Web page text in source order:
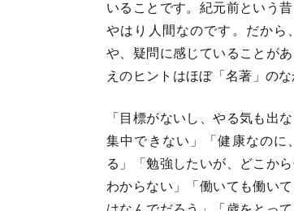
いることです。紀元前という
やはり人間なのです。だから
や、疑問に感じていることが
えのヒントはほぼ「名著」のな
「目標がないし、やる気も出
集中できない」「健康なのに
る」「勉強したいが、どこか
わからない」「働いても働い